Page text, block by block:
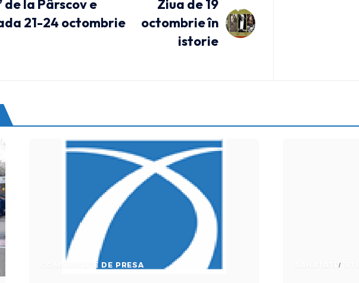
de la Pârscov e
21-24 octombrie
Ziua de 19
octombrie în
istorie
COMUNICATE DE PRESA SANATATE